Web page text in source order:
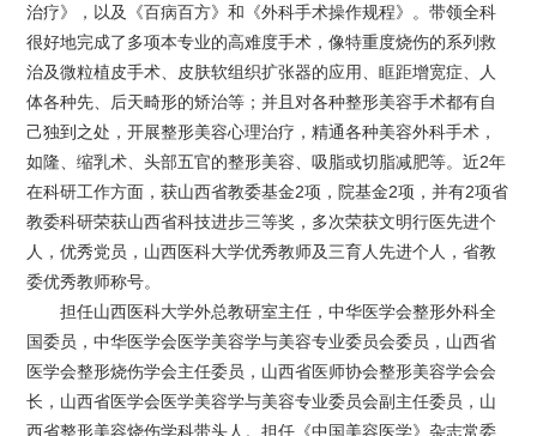
治疗》，以及《百病百方》和《外科手术操作规程》。带领全科
很好地完成了多项本专业的高难度手术，像特重度烧伤的系列救
治及微粒植皮手术、皮肤软组织扩张器的应用、眶距增宽症、人
体各种先、后天畸形的矫治等；并且对各种整形美容手术都有自
己独到之处，开展整形美容心理治疗，精通各种美容外科手术，
如隆、缩乳术、头部五官的整形美容、吸脂或切脂减肥等。近2年
在科研工作方面，获山西省教委基金2项，院基金2项，并有2项省
教委科研荣获山西省科技进步三等奖，多次荣获文明行医先进个
人，优秀党员，山西医科大学优秀教师及三育人先进个人，省教
委优秀教师称号。
担任山西医科大学外总教研室主任，中华医学会整形外科全
国委员，中华医学会医学美容学与美容专业委员会委员，山西省
医学会整形烧伤学会主任委员，山西省医师协会整形美容学会会
长，山西省医学会医学美容学与美容专业委员会副主任委员，山
西省整形美容烧伤学科带头人。担任《中国美容医学》杂志常委